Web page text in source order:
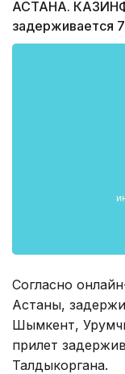
АСТАНА.
задерживается
Согласно
Астаны,
Шымкент,
прилет
Талдыкоргана.